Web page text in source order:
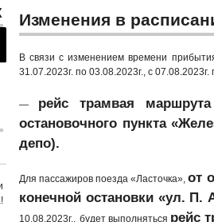
Изменения в
В связи с изменением времени
31.07.2023г. по 03.08.2023г., с
— рейс трамвая
остановочного пункта
депо).
Для пассажиров поезда «Ласточка»,от
конечной остановки «ул. П.
10.08.2023г., будет выполняться рейс